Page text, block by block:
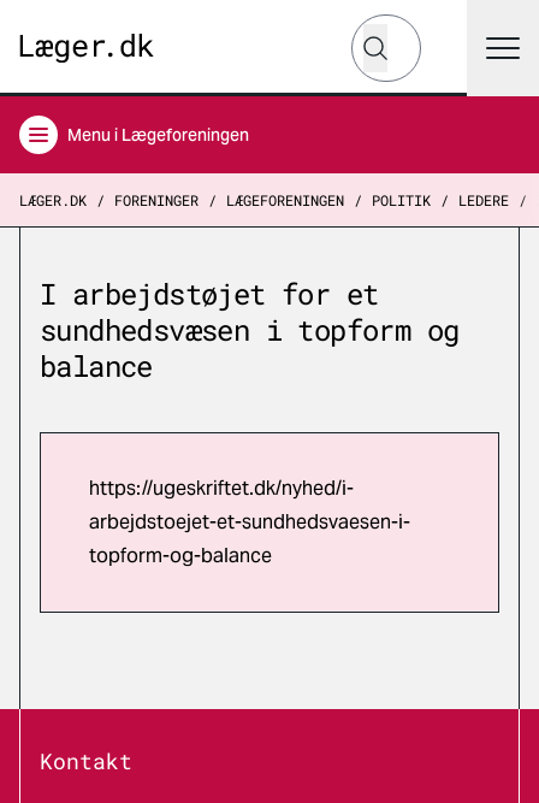
Hvad leder du efter?
Søg
Menu i Lægeforeningen
LÆGER.DK FORENINGER LÆGEFORENINGEN POLITIK LEDERE
I arbejdstøjet for et
sundhedsvæsen i topform og
balance
https://ugeskriftet.dk/nyhed/i-
arbejdstoejet-et-sundhedsvaesen-i-
topform-og-balance
Kontakt